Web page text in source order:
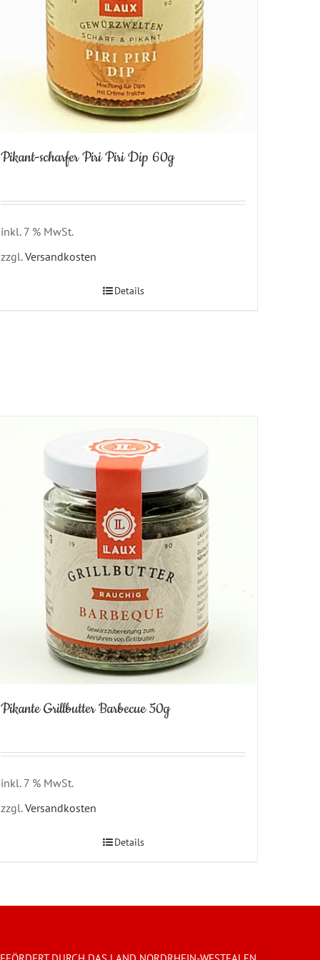
Pikant-scharfer Piri Piri Dip 60g
inkl. 7 % MwSt.
zzgl.Versandkosten
Details
Pikante Grillbutter Barbecue 50g
inkl. 7 % MwSt.
zzgl.Versandkosten
Details